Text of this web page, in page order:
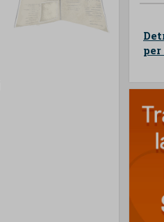
Detrazioni IRPEF - Detrazioni